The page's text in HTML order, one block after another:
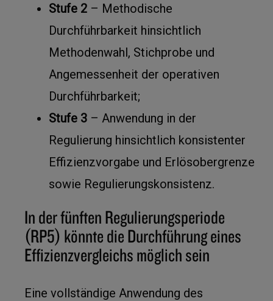
Stufe 2 – Methodische
Durchführbarkeit hinsichtlich
Methodenwahl, Stichprobe und
Angemessenheit der operativen
Durchführbarkeit;
Stufe 3 – Anwendung in der
Regulierung hinsichtlich konsistenter
Effizienzvorgabe und Erlösobergrenze
sowie Regulierungskonsistenz.
In der fünften Regulierungsperiode
(RP5) könnte die Durchführung eines
Effizienzvergleichs möglich sein
Eine vollständige Anwendung des